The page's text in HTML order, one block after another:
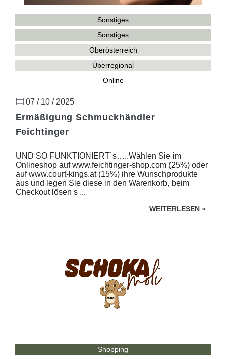
Sonstiges
Sonstiges
Oberösterreich
Überregional
Online
07 / 10 / 2025
Ermäßigung Schmuckhändler
Feichtinger
UND SO FUNKTIONIERT´s…..Wählen Sie im
Onlineshop auf www.feichtinger-shop.com (25%) oder
auf www.court-kings.at (15%) ihre Wunschprodukte
aus und legen Sie diese in den Warenkorb, beim
Checkout lösen s ...
WEITERLESEN »
Shopping